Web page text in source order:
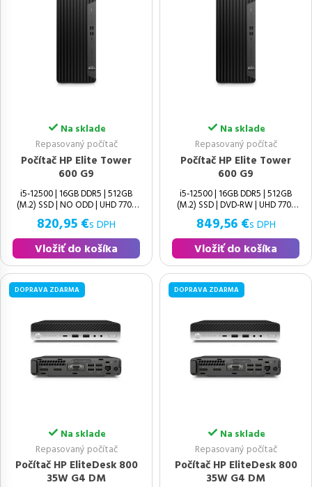
Na sklade
Repasovaný počítač
Počítač HP Elite Tower
600 G9
i5-12500 | 16GB DDR5 | 512GB
(M.2) SSD | NO ODD | UHD 770 |
Windows 11 Pro | HDMI 1.4b |
820,95 €s DPH
Vložiť do košíka
Na sklade
Repasovaný počítač
Počítač HP Elite Tower
600 G9
i5-12500 | 16GB DDR5 | 512GB
(M.2) SSD | DVD-RW | UHD 770 |
Windows 11 Pro | HDMI 1.4b |
849,56 €s DPH
Vložiť do košíka
DOPRAVA ZDARMA
Na sklade
Repasovaný počítač
Počítač HP EliteDesk 800
35W G4 DM
DOPRAVA ZDARMA
Na sklade
Repasovaný počítač
Počítač HP EliteDesk 800
35W G4 DM